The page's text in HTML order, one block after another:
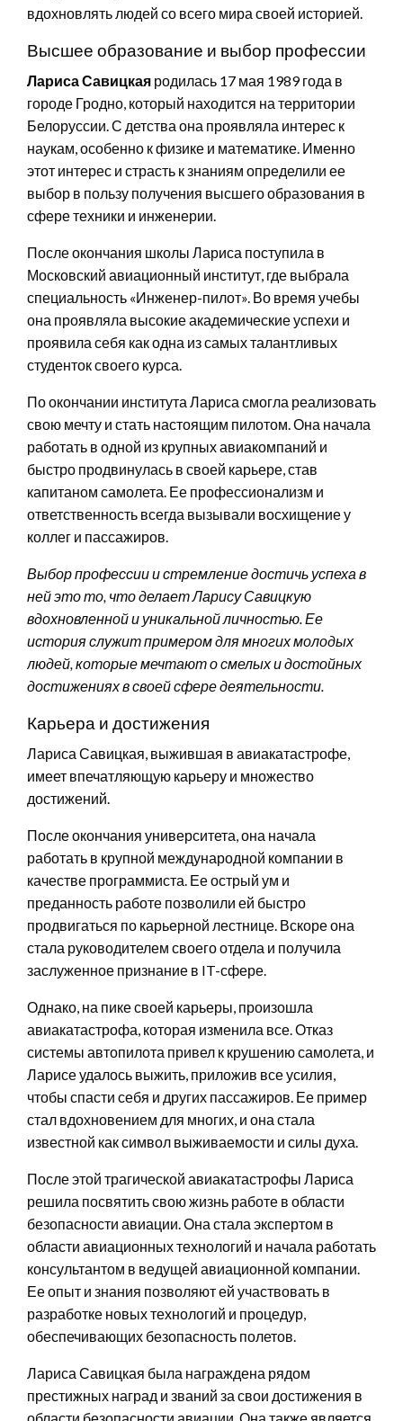
вдохновлять людей со всего мира своей историей.
Высшее образование и выбор профессии
Лариса Савицкая родилась 17 мая 1989 года в
городе Гродно, который находится на территории
Белоруссии. С детства она проявляла интерес к
наукам, особенно к физике и математике. Именно
этот интерес и страсть к знаниям определили ее
выбор в пользу получения высшего образования в
сфере техники и инженерии.
После окончания школы Лариса поступила в
Московский авиационный институт, где выбрала
специальность «Инженер-пилот». Во время учебы
она проявляла высокие академические успехи и
проявила себя как одна из самых талантливых
студенток своего курса.
По окончании института Лариса смогла реализовать
свою мечту и стать настоящим пилотом. Она начала
работать в одной из крупных авиакомпаний и
быстро продвинулась в своей карьере, став
капитаном самолета. Ее профессионализм и
ответственность всегда вызывали восхищение у
коллег и пассажиров.
Выбор профессии и стремление достичь успеха в
ней это то, что делает Ларису Савицкую
вдохновленной и уникальной личностью. Ее
история служит примером для многих молодых
людей, которые мечтают о смелых и достойных
достижениях в своей сфере деятельности.
Карьера и достижения
Лариса Савицкая, выжившая в авиакатастрофе,
имеет впечатляющую карьеру и множество
достижений.
После окончания университета, она начала
работать в крупной международной компании в
качестве программиста. Ее острый ум и
преданность работе позволили ей быстро
продвигаться по карьерной лестнице. Вскоре она
стала руководителем своего отдела и получила
заслуженное признание в IT-сфере.
Однако, на пике своей карьеры, произошла
авиакатастрофа, которая изменила все. Отказ
системы автопилота привел к крушению самолета, и
Ларисе удалось выжить, приложив все усилия,
чтобы спасти себя и других пассажиров. Ее пример
стал вдохновением для многих, и она стала
известной как символ выживаемости и силы духа.
После этой трагической авиакатастрофы Лариса
решила посвятить свою жизнь работе в области
безопасности авиации. Она стала экспертом в
области авиационных технологий и начала работать
консультантом в ведущей авиационной компании.
Ее опыт и знания позволяют ей участвовать в
разработке новых технологий и процедур,
обеспечивающих безопасность полетов.
Лариса Савицкая была награждена рядом
престижных наград и званий за свои достижения в